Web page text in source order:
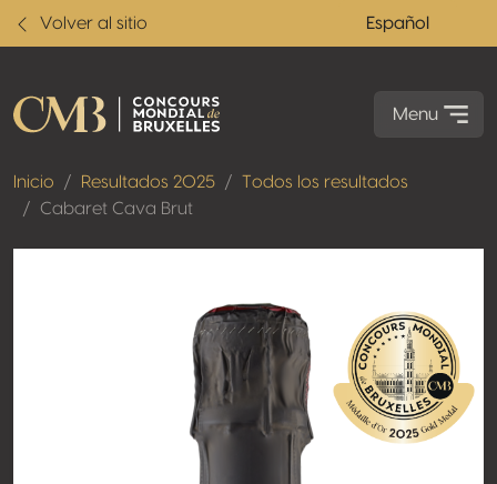
Volver al sitio Español
Menu
Inicio Resultados 2025
Todos los resultados
Cabaret Cava Brut